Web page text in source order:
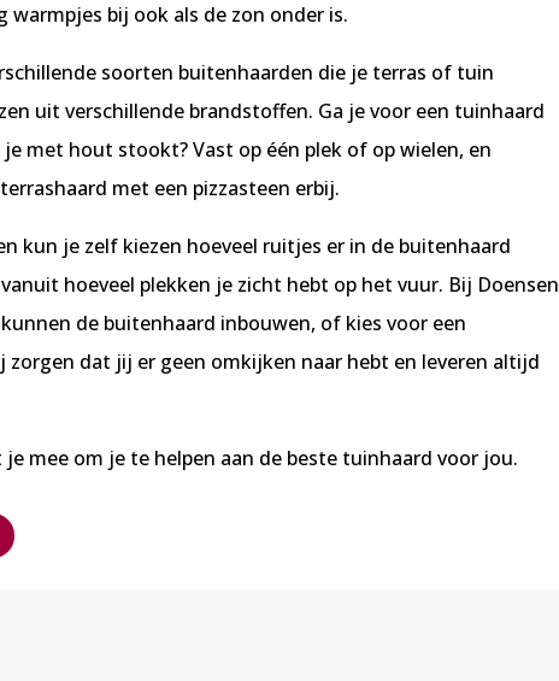
warmpjes bij ook als de zon onder is.
soorten buitenhaarden die je terras of tuin
uit verschillende brandstoffen. Ga je voor een tuinhaard
met hout stookt? Vast op één plek of op wielen, en
met een pizzasteen erbij.
kun je zelf kiezen hoeveel ruitjes er in de buitenhaard
hoeveel plekken je zicht hebt op het vuur. Bij Doensen
de buitenhaard inbouwen, of kies voor een
zorgen dat jij er geen omkijken naar hebt en leveren altijd
mee om je te helpen aan de beste tuinhaard voor jou.